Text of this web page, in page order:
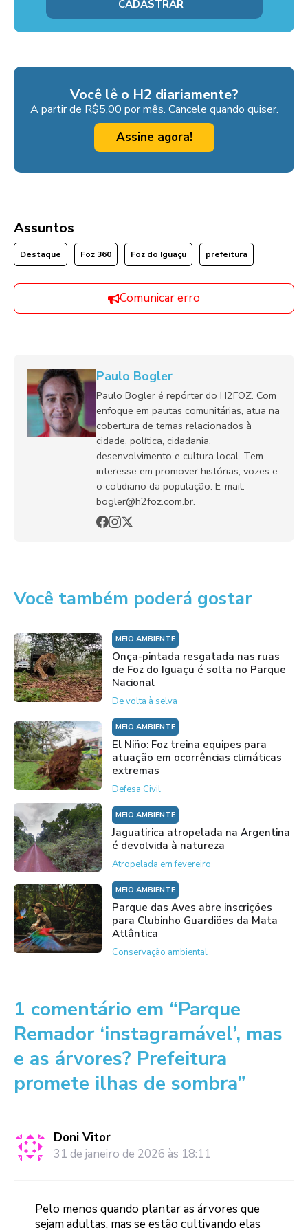
Você lê o H2 diariamente?
A partir de R$5,00 por mês. Cancele quando quiser.
Assine agora!
Assuntos
Destaque Foz 360 Foz do Iguaçu prefeitura
Comunicar erro
Paulo Bogler
Paulo Bogler é repórter do H2FOZ. Com
enfoque em pautas comunitárias, atua na
cobertura de temas relacionados à
cidade, política, cidadania,
desenvolvimento e cultura local. Tem
interesse em promover histórias, vozes e
o cotidiano da população. E-mail:
bogler@h2foz.com.br.
Você também poderá gostar
MEIO AMBIENTE
Onça-pintada resgatada nas ruas
de Foz do Iguaçu é solta no Parque
Nacional
De volta à selva
MEIO AMBIENTE
El Niño: Foz treina equipes para
atuação em ocorrências climáticas
extremas
Defesa Civil
MEIO AMBIENTE
Jaguatirica atropelada na Argentina
é devolvida à natureza
Atropelada em fevereiro
MEIO AMBIENTE
Parque das Aves abre inscrições
para Clubinho Guardiões da Mata
Atlântica
Conservação ambiental
1 comentário em “Parque
Remador ‘instagramável’, mas
e as árvores? Prefeitura
promete ilhas de sombra”
Doni Vitor
31 de janeiro de 2026 às 18:11
Pelo menos quando plantar as árvores que
sejam adultas, mas se estão cultivando elas